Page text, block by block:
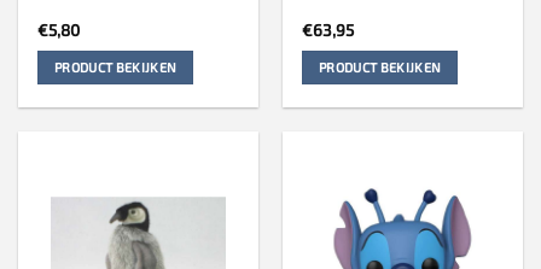
€5,80
PRODUCT BEKIJKEN
€63,95
PRODUCT BEKIJKEN